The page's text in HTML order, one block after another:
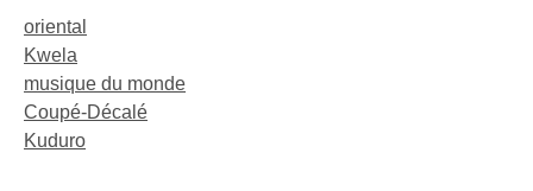
oriental
Kwela
musique du monde
Coupé-Décalé
Kuduro